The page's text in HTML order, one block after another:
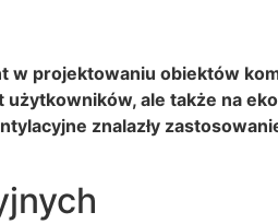
projektowaniu obiektów
ale także na
znalazły